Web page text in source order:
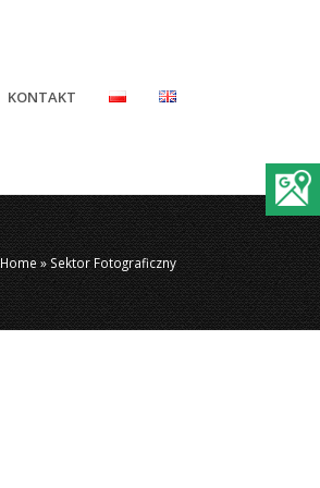
KONTAKT
Home » Sektor Fotograficzny